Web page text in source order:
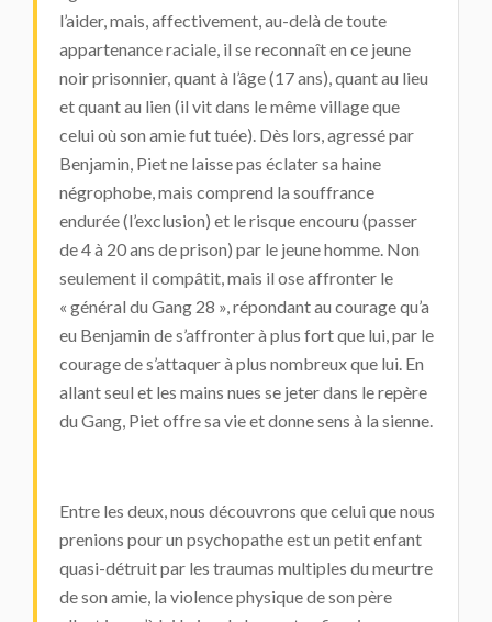
l’aider, mais, affectivement, au-delà de toute
appartenance raciale, il se reconnaît en ce jeune
noir prisonnier, quant à l’âge (17 ans), quant au lieu
et quant au lien (il vit dans le même village que
celui où son amie fut tuée). Dès lors, agressé par
Benjamin, Piet ne laisse pas éclater sa haine
négrophobe, mais comprend la souffrance
endurée (l’exclusion) et le risque encouru (passer
de 4 à 20 ans de prison) par le jeune homme. Non
seulement il compâtit, mais il ose affronter le
« général du Gang 28 », répondant au courage qu’a
eu Benjamin de s’affronter à plus fort que lui, par le
courage de s’attaquer à plus nombreux que lui. En
allant seul et les mains nues se jeter dans le repère
du Gang, Piet offre sa vie et donne sens à la sienne.
Entre les deux, nous découvrons que celui que nous
prenions pour un psychopathe est un petit enfant
quasi-détruit par les traumas multiples du meurtre
de son amie, la violence physique de son père